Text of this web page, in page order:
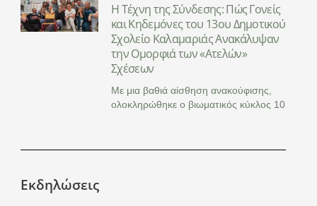
Η Τέχνη της Σύνδεσης: Πώς Γονείς
και Κηδεμόνες του 13ου Δημοτικού
Σχολείο Καλαμαριάς Ανακάλυψαν
την Ομορφιά των «Ατελών»
Σχέσεων
Με μια βαθιά αίσθηση ανακούφισης,
ολοκληρώθηκε ο βιωματικός κύκλος 10
Εκδηλώσεις